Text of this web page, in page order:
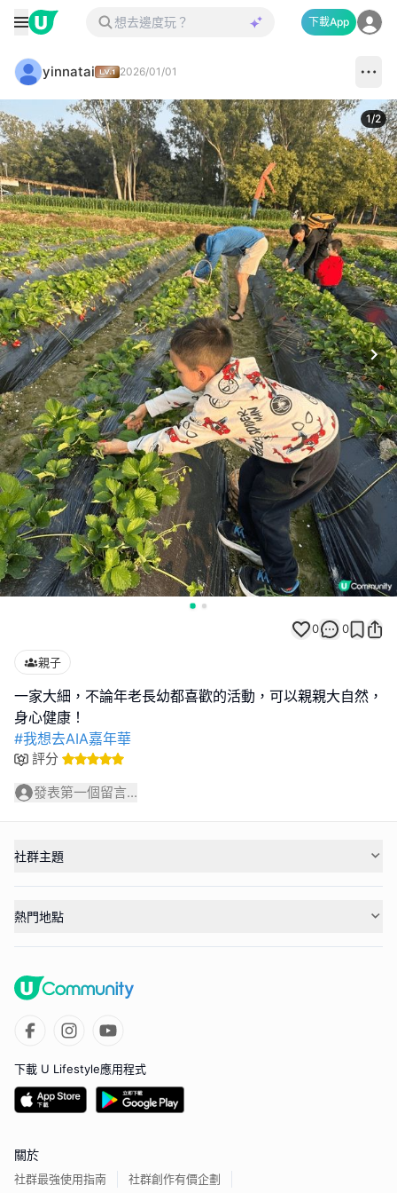
下載App
yinnatai 2026/01/01
1/2
0 0
親子
一家大細，不論年老長幼都喜歡的活動，可以親親大自然，
#我想去AIA嘉年華
評分
發表第一個留言...
社群主題
熱門地點
下載 U Lifestyle應用程式
關於
社群最強使用指南 社群創作有價企劃